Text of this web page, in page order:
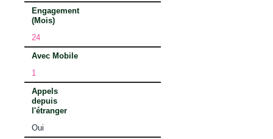
Engagement
(Mois)
24
Avec Mobile
1
Appels
depuis
l'étranger
Oui